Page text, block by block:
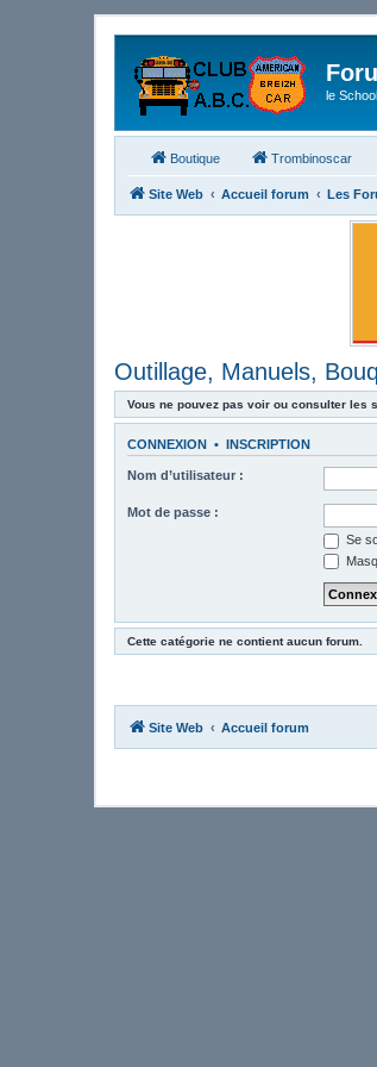
le
Boutique Trombinoscar
Site Web Accueil forum Les
Outillage, Manuels,
Vous ne pouvez pas voir ou consulter les
CONNEXION • INSCRIPTION
Nom d’utilisateur :
Mot de passe :
Se
Cette catégorie ne contient aucun forum.
Site Web Accueil forum